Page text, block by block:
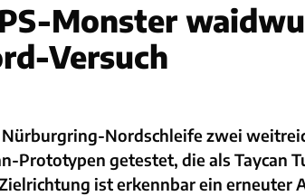
Monster
Versuch
Nürburgring-Nordschleife zwei
Prototypen getestet, die als Taycan
ist erkennbar ein erneuter